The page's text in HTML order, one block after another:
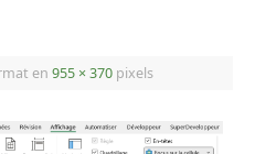
en 955 × 370 pixels